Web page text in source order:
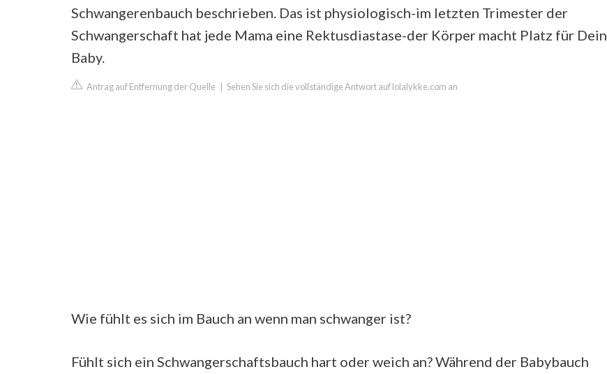
Schwangerenbauch beschrieben. Das ist physiologisch-im letzten Trimester der
Schwangerschaft hat jede Mama eine Rektusdiastase-der Körper macht Platz für Dein
Baby.
Antrag auf Entfernung der Quelle Sehen Sie sich die vollständige Antwort auf lolalykke.com an
Wie fühlt es sich im Bauch an wenn man schwanger ist?
Fühlt sich ein Schwangerschaftsbauch hart oder weich an? Während der Babybauch